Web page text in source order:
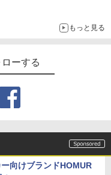
もっと見る
ーする
向けブランドHOMUR